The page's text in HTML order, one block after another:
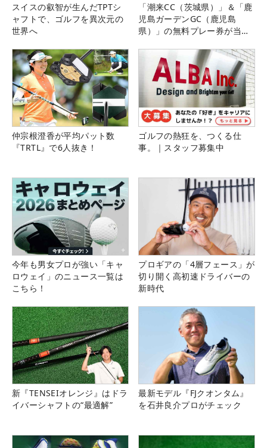
スイスの叡智が生んだTPTシ
ャフトで、ゴルフを異次元の
世界へ
「潮来CC（茨城県）」＆「鹿
児島ガーデンGC（鹿児島
県）」の無料プレー券が当た
仲宗根澄香が平均パット数
『TRTL』で6人抜き！
ゴルフの熱狂を、つくる仕
事。｜スタッフ募集中
今年も男女プロが強い「キャ
ロウェイ」のニュース一覧は
こちら！
プロギアの「4層フェース」が
切り開く高初速ドライバーの
新時代
新『TENSEIオレンジ』はドラ
イバーシャフトの“最適解”
最新モデル『FJクオンタム』
を石井良介プロがチェック